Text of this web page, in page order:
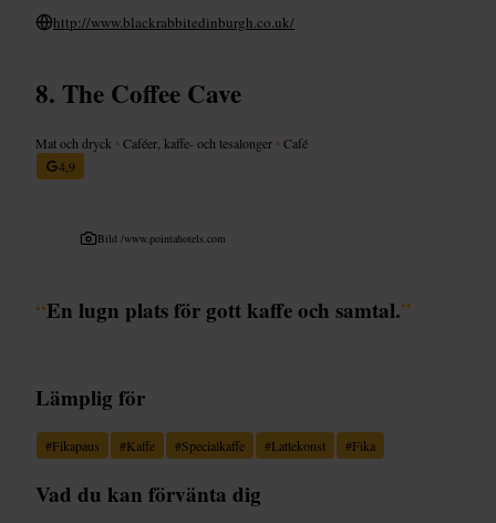
http://www.blackrabbitedinburgh.co.uk/
The Coffee Cave
Mat och dryck •Caféer, kaffe- och tesalonger •Café
4,9
Bild /www.pointahotels.com
“En lugn plats för gott kaffe och samtal.”
Lämplig för
#Fikapaus #Kaffe #Specialkaffe #Lattekonst #Fika
Vad du kan förvänta dig